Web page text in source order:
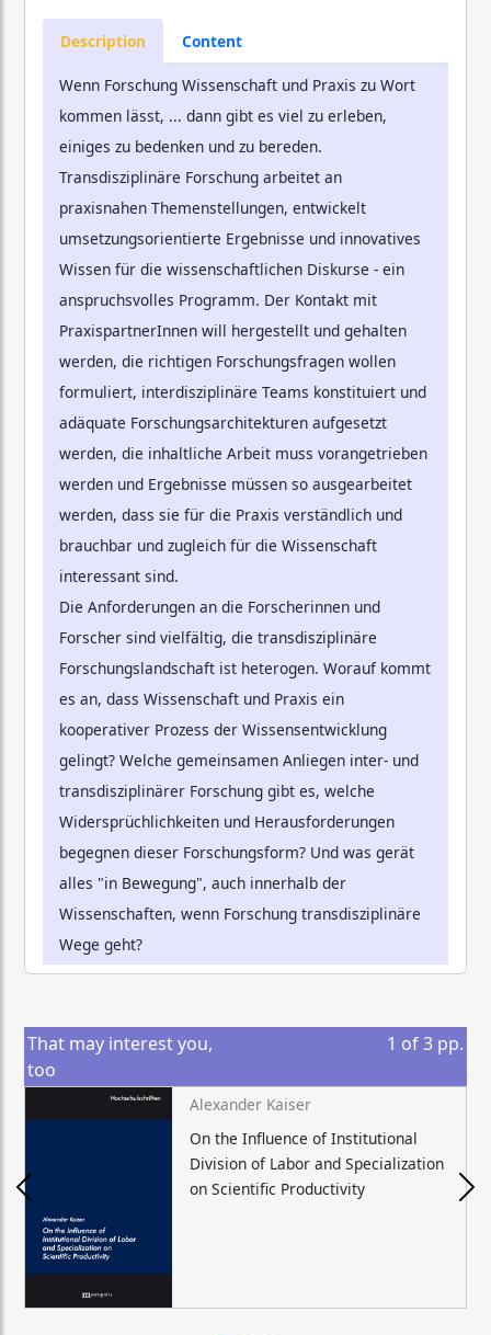
Description Content
Wenn Forschung Wissenschaft und Praxis zu Wort
kommen lässt, ... dann gibt es viel zu erleben,
einiges zu bedenken und zu bereden.
Transdisziplinäre Forschung arbeitet an
praxisnahen Themenstellungen, entwickelt
umsetzungsorientierte Ergebnisse und innovatives
Wissen für die wissenschaftlichen Diskurse - ein
anspruchsvolles Programm. Der Kontakt mit
PraxispartnerInnen will hergestellt und gehalten
werden, die richtigen Forschungsfragen wollen
formuliert, interdisziplinäre Teams konstituiert und
adäquate Forschungsarchitekturen aufgesetzt
werden, die inhaltliche Arbeit muss vorangetrieben
werden und Ergebnisse müssen so ausgearbeitet
werden, dass sie für die Praxis verständlich und
brauchbar und zugleich für die Wissenschaft
interessant sind.
Die Anforderungen an die Forscherinnen und
Forscher sind vielfältig, die transdisziplinäre
Forschungslandschaft ist heterogen. Worauf kommt
es an, dass Wissenschaft und Praxis ein
kooperativer Prozess der Wissensentwicklung
gelingt? Welche gemeinsamen Anliegen inter- und
transdisziplinärer Forschung gibt es, welche
Widersprüchlichkeiten und Herausforderungen
begegnen dieser Forschungsform? Und was gerät
alles "in Bewegung", auch innerhalb der
Wissenschaften, wenn Forschung transdisziplinäre
Wege geht?
That may interest you,
too
1 of3 pp.
Alexander Kaiser
On the Influence of Institutional
Division of Labor and Specialization
on Scientific Productivity